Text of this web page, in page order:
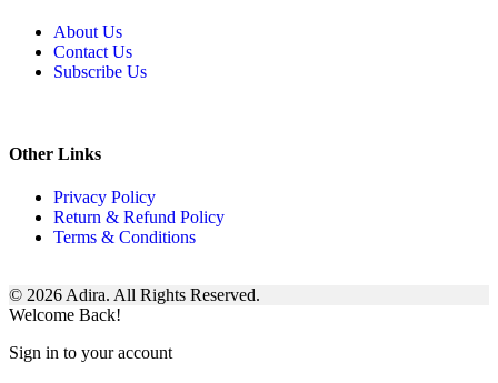
About Us
Contact Us
Subscribe Us
Other Links
Privacy Policy
Return & Refund Policy
Terms & Conditions
© 2026 Adira. All Rights Reserved.
Welcome Back!
Sign in to your account